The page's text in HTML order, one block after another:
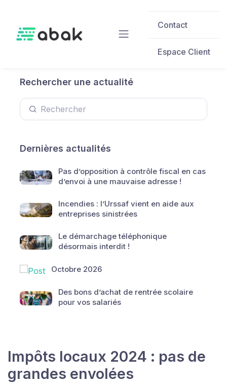
Contact
Espace Client
Rechercher une actualité
Dernières actualités
Pas d’opposition à contrôle fiscal en cas
d’envoi à une mauvaise adresse !
Incendies : l’Urssaf vient en aide aux
entreprises sinistrées
Le démarchage téléphonique
désormais interdit !
Octobre 2026
Des bons d’achat de rentrée scolaire
pour vos salariés
Impôts locaux 2024 : pas de
grandes envolées